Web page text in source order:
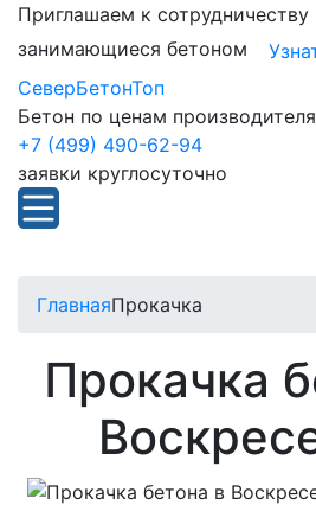
Приглашаем к
занимающиеся бетоном
СеверБетонТоп
Бетон по ценам производителя
+7 (499) 490-62-94
заявки круглосуточно
ГлавнаяПрокачка
Прокачка